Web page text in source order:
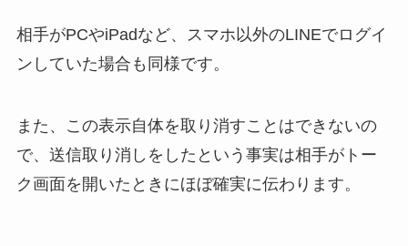
相手がPCやiPadなど、スマホ以外のLINEでログイ
ンしていた場合も同様です。
また、この表示自体を取り消すことはできないの
で、 送信取り消しをしたという事実は相手がトー
ク画面を開いたときにほぼ確実に伝わります。